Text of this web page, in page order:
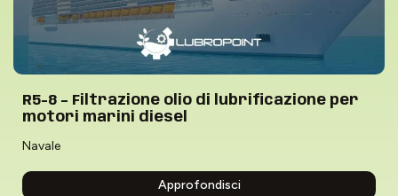
R5-8 – Filtrazione olio di lubrificazione per
motori marini diesel
Navale
Approfondisci